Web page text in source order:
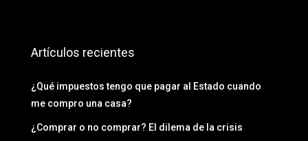
Artículos recientes
¿Qué impuestos tengo que pagar al Estado cuando
me compro una casa?
¿Comprar o no comprar? El dilema de la crisis